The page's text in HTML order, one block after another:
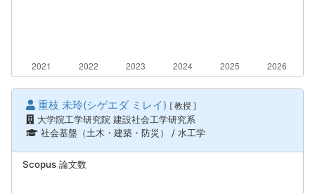
重枝 未玲(シゲエダ ミレイ) [ 教授 ]
大学院工学研究院 建設社会工学研究系
社会基盤（土木・建築・防災） / 水工学
Scopus 論文数